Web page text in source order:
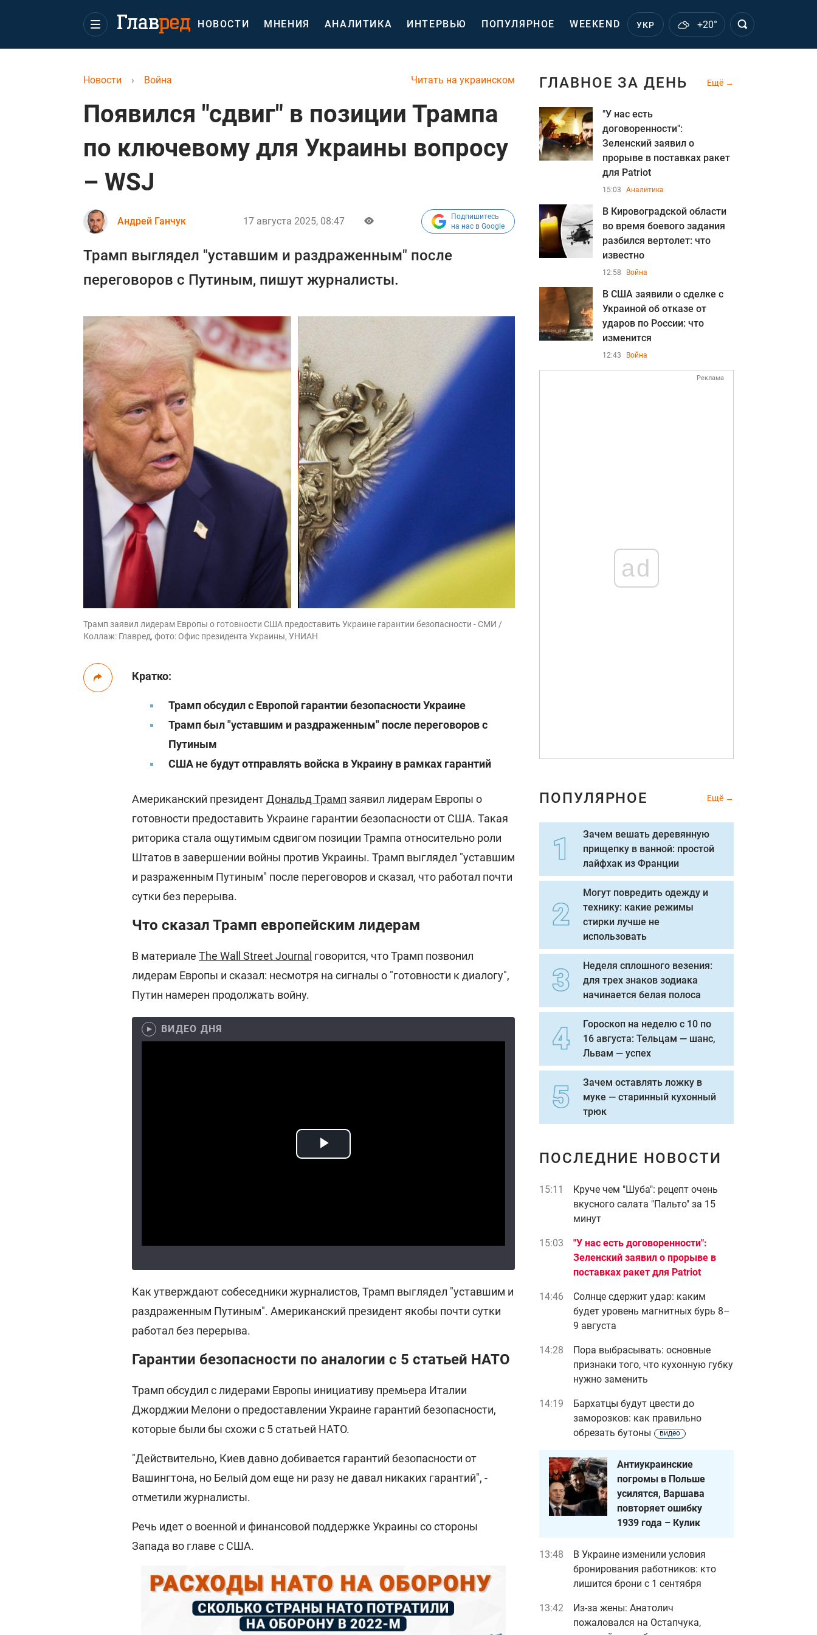
НОВОСТИ МНЕНИЯ АНАЛИТИКА ИНТЕРВЬЮ ПОПУЛЯРНОЕ WEEKEND УКР +20°
Читать на украинском
Новости › Война
Появился "сдвиг" в позиции Трампа
по ключевому для Украины вопросу
– WSJ
Андрей Ганчук 17 августа 2025, 08:47
Подпишитесь
на нас в Google
Трамп выглядел "уставшим и раздраженным" после
переговоров с Путиным, пишут журналисты.
Трамп заявил лидерам Европы о готовности США предоставить Украине гарантии безопасности - СМИ /
Коллаж: Главред, фото: Офис президента Украины, УНИАН
Кратко:
Трамп обсудил с Европой гарантии безопасности Украине
Трамп был "уставшим и раздраженным" после переговоров с
Путиным
США не будут отправлять войска в Украину в рамках гарантий
Американский президентДональд Трамп заявил лидерам Европы о
готовности предоставить Украине гарантии безопасности от США. Такая
риторика стала ощутимым сдвигом позиции Трампа относительно роли
Штатов в завершении войны против Украины. Трамп выглядел "уставшим
и разраженным Путиным" после переговоров и сказал, что работал почти
сутки без перерыва.
Что сказал Трамп европейским лидерам
В материале The Wall Street Journal говорится, что Трамп позвонил
лидерам Европы и сказал: несмотря на сигналы о "готовности к диалогу",
Путин намерен продолжать войну.
ВИДЕО ДНЯ
Как утверждают собеседники журналистов, Трамп выглядел "уставшим и
раздраженным Путиным". Американский президент якобы почти сутки
работал без перерыва.
Гарантии безопасности по аналогии с 5 статьей НАТО
Трамп обсудил с лидерами Европы инициативу премьера Италии
Джорджии Мелони о предоставлении Украине гарантий безопасности,
которые были бы схожи с 5 статьей НАТО.
"Действительно, Киев давно добивается гарантий безопасности от
Вашингтона, но Белый дом еще ни разу не давал никаких гарантий", -
отметили журналисты.
Речь идет о военной и финансовой поддержке Украины со стороны
Запада во главе с США.
ГЛАВНОЕ ЗА ДЕНЬ Ещё
"У нас есть
договоренности":
Зеленский заявил о
прорыве в поставках ракет
для Patriot
15:03 Аналитика
В Кировоградской области
во время боевого задания
разбился вертолет: что
известно
12:58 Война
В США заявили о сделке с
Украиной об отказе от
ударов по России: что
изменится
12:43 Война
Реклама
ad
ПОПУЛЯРНОЕ Ещё
Зачем вешать деревянную
прищепку в ванной: простой
лайфхак из Франции
Могут повредить одежду и
технику: какие режимы
стирки лучше не
использовать
Неделя сплошного везения:
для трех знаков зодиака
начинается белая полоса
Гороскоп на неделю с 10 по
16 августа: Тельцам — шанс,
Львам — успех
Зачем оставлять ложку в
муке — старинный кухонный
трюк
ПОСЛЕДНИЕ НОВОСТИ
15:11
Круче чем "Шуба": рецепт очень
вкусного салата "Пальто" за 15
минут
15:03
"У нас есть договоренности":
Зеленский заявил о прорыве в
поставках ракет для Patriot
14:46
Солнце сдержит удар: каким
будет уровень магнитных бурь 8–
9 августа
14:28
Пора выбрасывать: основные
признаки того, что кухонную губку
нужно заменить
14:19
Бархатцы будут цвести до
заморозков: как правильно
обрезать бутоны
видео
Антиукраинские
погромы в Польше
усилятся, Варшава
повторяет ошибку
1939 года – Кулик
13:48
В Украине изменили условия
бронирования работников: кто
лишится брони с 1 сентября
13:42
Из-за жены: Анатолич
пожаловался на Остапчука,